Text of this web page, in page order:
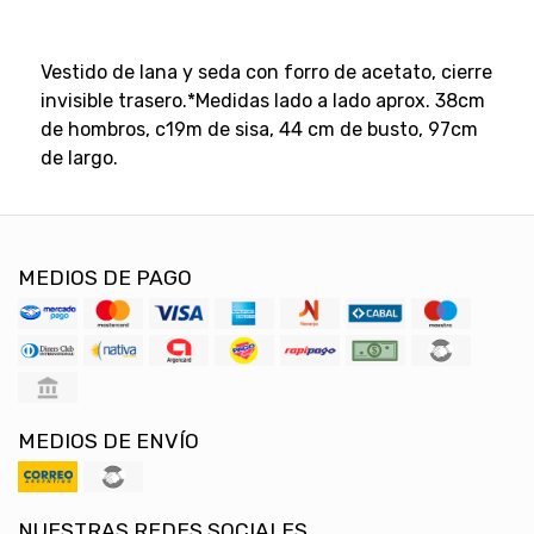
Vestido de lana y seda con forro de acetato, cierre
invisible trasero.*Medidas lado a lado aprox. 38cm
de hombros, c19m de sisa, 44 cm de busto, 97cm
de largo.
MEDIOS DE PAGO
MEDIOS DE ENVÍO